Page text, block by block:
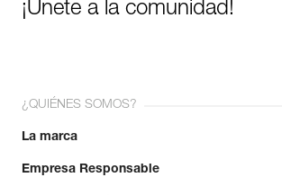
¡Únete a la comunidad!
¿QUIÉNES SOMOS?
La marca
Empresa Responsable